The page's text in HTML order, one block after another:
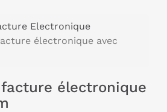
Electronique
électronique avec
électronique